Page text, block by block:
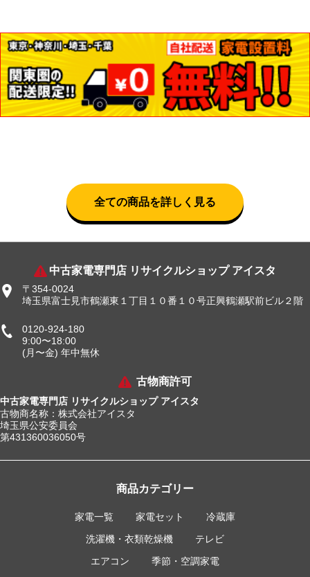
全ての商品を詳しく見る
中古家電専門店 リサイクルショップ アイスタ
〒354-0024
埼玉県富士見市鶴瀬東１丁目１０番１０号正興鶴瀬駅前ビル２階
0120-924-180
9:00〜18:00
(月〜金) 年中無休
古物商許可
中古家電専門店 リサイクルショップ アイスタ
古物商名称：株式会社アイスタ
埼玉県公安委員会
第431360036050号
商品カテゴリー
家電一覧 家電セット
冷蔵庫
洗濯機・衣類乾燥機
テレビ
エアコン
季節・空調家電